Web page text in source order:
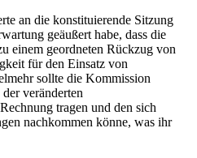
an die konstituierende Sitzung
geäußert habe, dass die
einem geordneten Rückzug von
für den Einsatz von
sollte die Kommission
veränderten
tragen und den sich
nachkommen könne, was ihr